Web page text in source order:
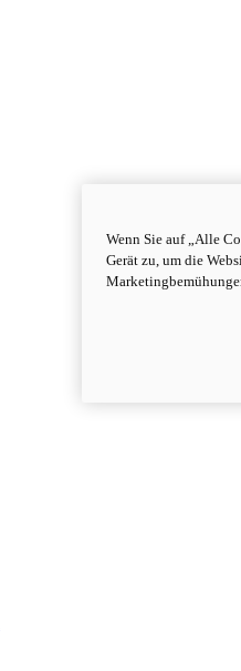
Wenn Sie auf „Alle
Gerät zu, um die